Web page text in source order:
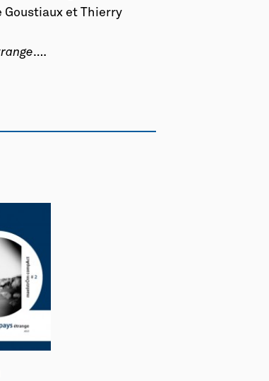
Goustiaux et Thierry
….